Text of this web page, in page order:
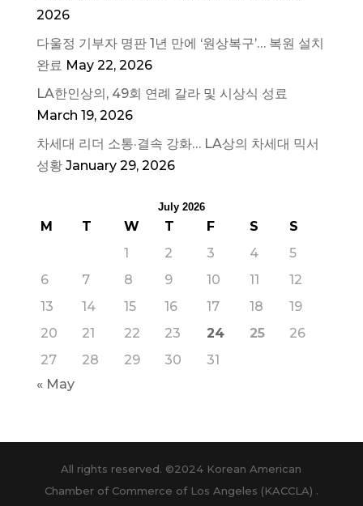
2026
다울정 기부자 명판 1년 만에 ‘원상복구’… 복원 설치
완료 May 22, 2026
LA한인상의, 49회 연례 갈라 및 시상식 성료
March 19, 2026
차세대 리더 소통·결속 강화… LA상의 차세대 믹서
성황 January 29, 2026
July 2026
M T W T F S
S
1
2 3 4
5
6
7 8 9 10 11
12
13
14 15 16 17 18
19
20
21 22 23 24 25
26
27
28 29 30
31
« May
All rights reserved. ©2024 Korean American
Chamber of Commerce of Los Angeles (KACCLA) .